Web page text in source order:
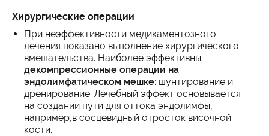
Хирургические операции
При неэффективности медикаментозного
лечения показано выполнение хирургического
вмешательства. Наиболее эффективны
декомпрессионные операции на
эндолимфатическом мешке: шунтирование и
дренирование. Лечебный эффект основывается
на создании пути для оттока эндолимфы,
например,в сосцевидный отросток височной
кости.